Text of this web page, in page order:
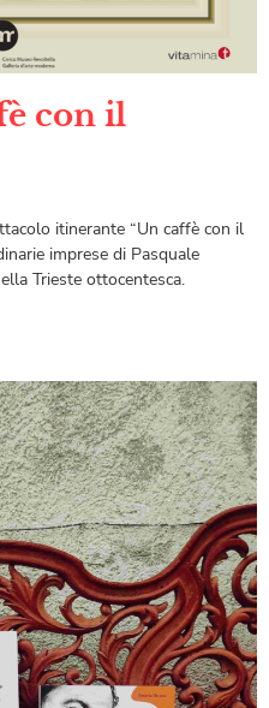
con il
itinerante “Un caffè con il
imprese di Pasquale
Trieste ottocentesca.